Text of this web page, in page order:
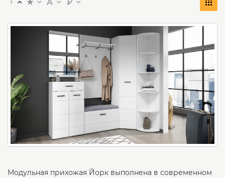
Модульная прихожая Йорк выполнена в современном